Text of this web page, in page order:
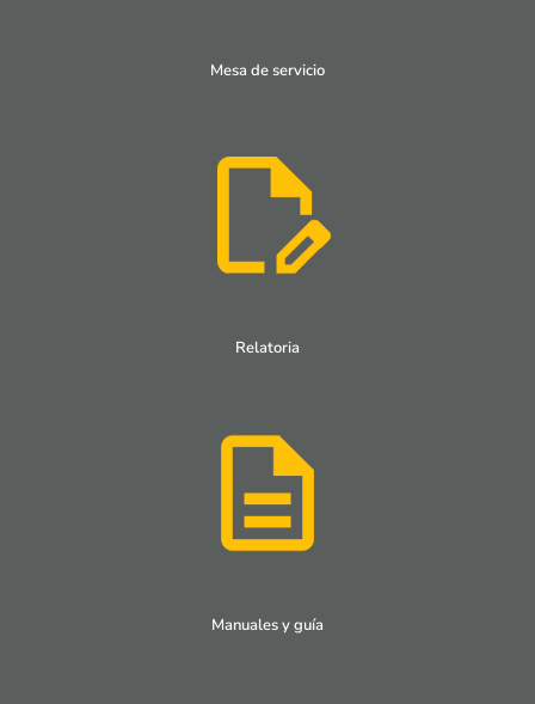
Mesa de servicio
Relatoria
Manuales y guía